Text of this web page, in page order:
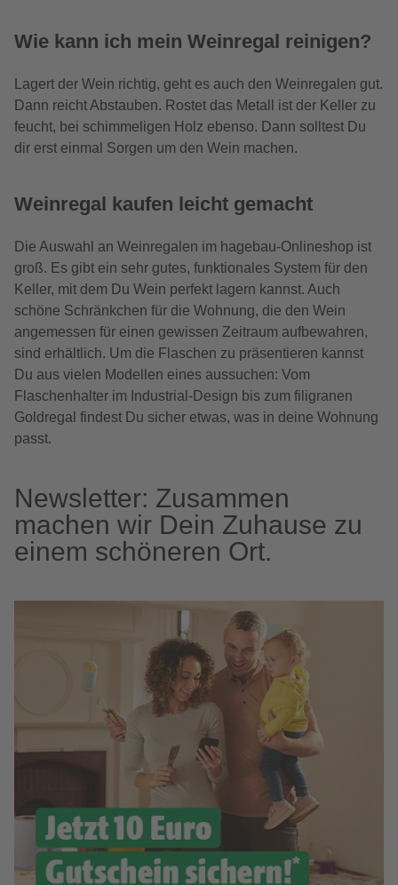
Wie kann ich mein Weinregal reinigen?
Lagert der Wein richtig, geht es auch den Weinregalen gut.
Dann reicht Abstauben. Rostet das Metall ist der Keller zu
feucht, bei schimmeligen Holz ebenso. Dann solltest Du
dir erst einmal Sorgen um den Wein machen.
Weinregal kaufen leicht gemacht
Die Auswahl an Weinregalen im hagebau-Onlineshop ist
groß. Es gibt ein sehr gutes, funktionales System für den
Keller, mit dem Du Wein perfekt lagern kannst. Auch
schöne Schränkchen für die Wohnung, die den Wein
angemessen für einen gewissen Zeitraum aufbewahren,
sind erhältlich. Um die Flaschen zu präsentieren kannst
Du aus vielen Modellen eines aussuchen: Vom
Flaschenhalter im Industrial-Design bis zum filigranen
Goldregal findest Du sicher etwas, was in deine Wohnung
passt.
Newsletter: Zusammen
machen wir Dein Zuhause zu
einem schöneren Ort.